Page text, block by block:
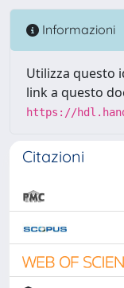
Informazioni
Utilizza questo
link a questo
https://
Citazioni